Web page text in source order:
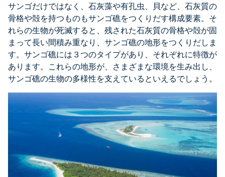
サンゴだけではなく、石灰藻や有孔虫、貝など、石灰質の
骨格や殻を持つものもサンゴ礁をつくりだす構成要素。そ
れらの生物が死滅すると、残された石灰質の骨格や殻が固
まって長い間積み重なり、サンゴ礁の地形をつくりだしま
す。サンゴ礁には３つのタイプがあり、それぞれに特徴が
あります。これらの地形が、さまざまな環境を生み出し、
サンゴ礁の生物の多様性を支えているといえるでしょう。